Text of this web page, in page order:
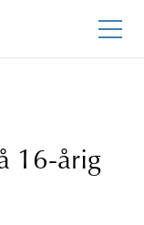
16-årig